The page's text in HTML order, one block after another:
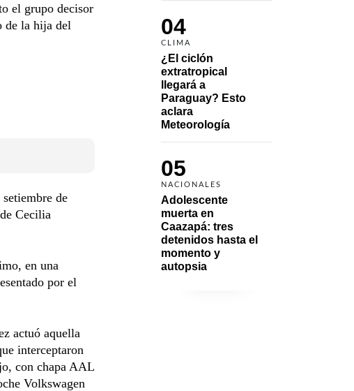
04
CLIMA
¿El ciclón
extratropical
llegará a
Paraguay? Esto
aclara
Meteorología
05
NACIONALES
Adolescente
muerta en
Caazapá: tres
detenidos hasta el
momento y
autopsia
el grupo decisor
de la hija del
de
Cecilia
en una
por el
actuó aquella
interceptaron
con chapa AAL
Volkswagen